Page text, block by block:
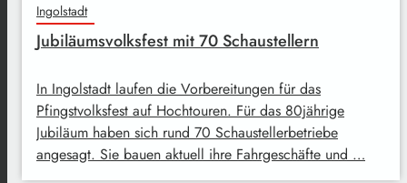
Ingolstadt
Jubiläumsvolksfest mit 70 Schaustellern
In Ingolstadt laufen die Vorbereitungen für das
Pfingstvolksfest auf Hochtouren. Für das 80jährige
Jubiläum haben sich rund 70 Schaustellerbetriebe
angesagt. Sie bauen aktuell ihre Fahrgeschäfte und …